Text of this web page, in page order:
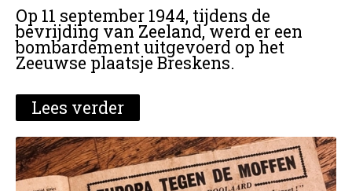
Op 11 september 1944, tijdens de
bevrijding van Zeeland, werd er een
bombardement uitgevoerd op het
Zeeuwse plaatsje Breskens.
Lees verder